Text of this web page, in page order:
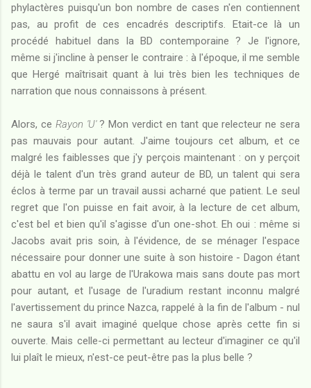
phylactères puisqu'un bon nombre de cases n'en contiennent
pas, au profit de ces encadrés descriptifs. Etait-ce là un
procédé habituel dans la BD contemporaine ? Je l'ignore,
même si j'incline à penser le contraire : à l'époque, il me semble
que Hergé maîtrisait quant à lui très bien les techniques de
narration que nous connaissons à présent.
Alors, ce Rayon 'U'? Mon verdict en tant que relecteur ne sera
pas mauvais pour autant. J'aime toujours cet album, et ce
malgré les faiblesses que j'y perçois maintenant : on y perçoit
déjà le talent d'un très grand auteur de BD, un talent qui sera
éclos à terme par un travail aussi acharné que patient. Le seul
regret que l'on puisse en fait avoir, à la lecture de cet album,
c'est bel et bien qu'il s'agisse d'un one-shot. Eh oui : même si
Jacobs avait pris soin, à l'évidence, de se ménager l'espace
nécessaire pour donner une suite à son histoire - Dagon étant
abattu en vol au large de l'Urakowa mais sans doute pas mort
pour autant, et l'usage de l'uradium restant inconnu malgré
l'avertissement du prince Nazca, rappelé à la fin de l'album - nul
ne saura s'il avait imaginé quelque chose après cette fin si
ouverte. Mais celle-ci permettant au lecteur d'imaginer ce qu'il
lui plaît le mieux, n'est-ce peut-être pas la plus belle ?